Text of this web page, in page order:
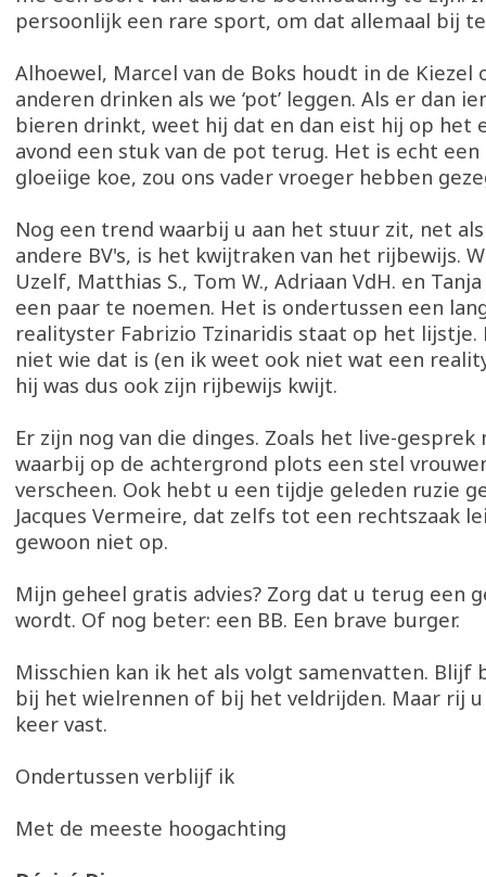
persoonlijk een rare sport, om dat allemaal bij
Alhoewel, Marcel van de Boks houdt in de Kiezel
anderen drinken als we ‘pot’ leggen. Als er dan
bieren drinkt, weet hij dat en dan eist hij op het
avond een stuk van de pot terug. Het is echt een
gloeiige koe, zou ons vader vroeger hebben
Nog een trend waarbij u aan het stuur zit, net
andere BV's, is het kwijtraken van het rijbewijs.
Uzelf, Matthias S., Tom W., Adriaan VdH. en
een paar te noemen. Het is ondertussen een
realityster Fabrizio Tzinaridis staat op het lijstje.
niet wie dat is (en ik weet ook niet wat een
hij was dus ook zijn rijbewijs kwijt.
Er zijn nog van die dinges. Zoals het live-
waarbij op de achtergrond plots een stel
verscheen. Ook hebt u een tijdje geleden ruzie
Jacques Vermeire, dat zelfs tot een rechtszaak
gewoon niet op.
Mijn geheel gratis advies? Zorg dat u terug een
wordt. Of nog beter: een BB. Een brave burger.
Misschien kan ik het als volgt samenvatten. Blijf
bij het wielrennen of bij het veldrijden. Maar rij
keer vast.
Ondertussen verblijf ik
Met de meeste hoogachting